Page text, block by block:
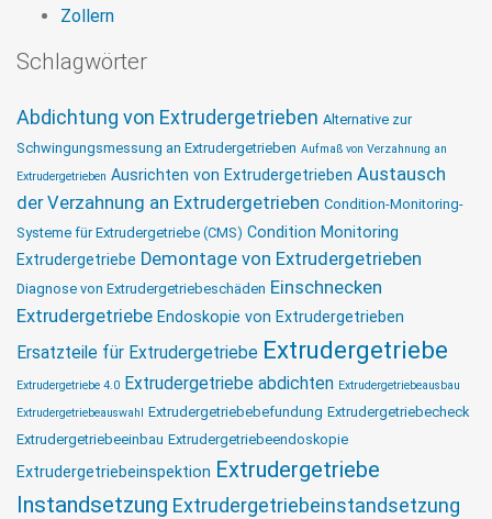
Zollern
Schlagwörter
Abdichtung von Extrudergetrieben Alternative zur
Schwingungsmessung an Extrudergetrieben Aufmaß von Verzahnung an
Extrudergetrieben Ausrichten von Extrudergetrieben Austausch
der Verzahnung an Extrudergetrieben Condition-Monitoring-
Systeme für Extrudergetriebe (CMS) Condition Monitoring
Extrudergetriebe Demontage von Extrudergetrieben
Diagnose von Extrudergetriebeschäden Einschnecken
Extrudergetriebe Endoskopie von Extrudergetrieben
Ersatzteile für Extrudergetriebe Extrudergetriebe
Extrudergetriebe 4.0 Extrudergetriebe abdichten Extrudergetriebeausbau
Extrudergetriebeauswahl Extrudergetriebebefundung Extrudergetriebecheck
Extrudergetriebeeinbau Extrudergetriebeendoskopie
Extrudergetriebeinspektion Extrudergetriebe
Instandsetzung Extrudergetriebeinstandsetzung